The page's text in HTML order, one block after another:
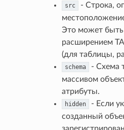
src
- Строка,
Это может быть
расширением
(для таблицы,
schema
- Схема
массивом
атрибуты.
hidden
- Если
созданный